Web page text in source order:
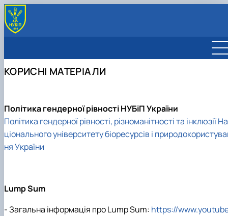
Про відділ
Команда
МІЖНАРОДНІ ПРОЄКТИ
Міжнародні проєкти
ПРОГРАМИ, КОНКУРСИ
Jean Monnet
Visegrad Fund
НКП ГОРИЗОНТ ЄВРОПА
КОРИСНІ МАТЕРІАЛИ
Політика гендерної рівності НУБіП України
Політика гендерної рівності, різноманітності та інклюзії На
ціонального університету біоресурсів і
ня України
Lump Sum
- Загальна інформація про Lump Sum: https://